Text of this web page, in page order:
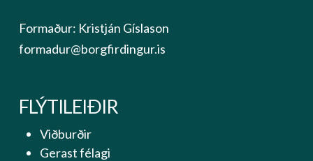
Formaður: Kristján Gíslason
formadur@borgfirdingur.is
FLÝTILEIÐIR
Viðburðir
Gerast félagi